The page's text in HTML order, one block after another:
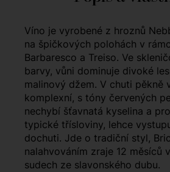
Víno je vyrobené z hroznů
na špičkových polohách v
Barbaresco a Treiso. Ve
barvy, vůni dominuje divoké
malinový džem. V chuti pěkně
komplexní, s tóny červených
nechybí šťavnatá kyselina a
typické třísloviny, lehce
dochuti. Jde o tradiční styl,
nalahvováním zraje 12 měsíců
sudech ze slavonského dubu.